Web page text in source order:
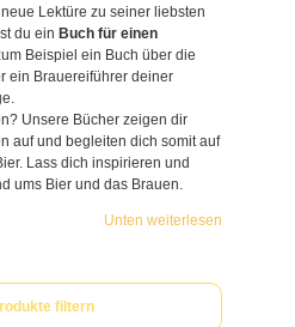
Lektüre zu seiner liebsten
du ein Buch für einen
Beispiel ein Buch über die
ein Brauereiführer deiner
Unsere Bücher zeigen dir
auf und begleiten dich somit auf
Lass dich inspirieren und
ums Bier und das Brauen.
Unten weiterlesen
filtern